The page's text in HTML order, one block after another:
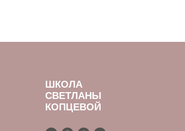
ШКОЛА
СВЕТЛАНЫ
КОПЦЕВОЙ